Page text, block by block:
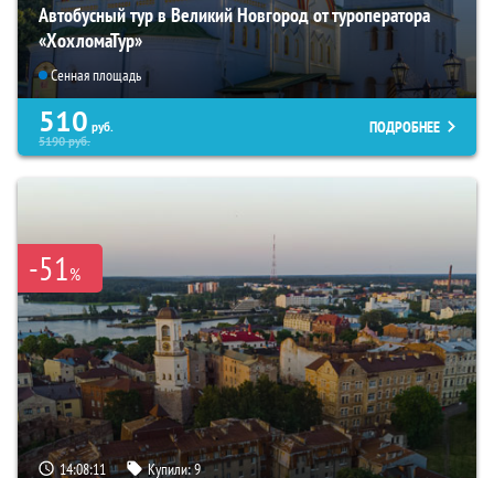
Автобусный тур в Великий Новгород от туроператора
«ХохломаТур»
Сенная площадь
510 руб.
5190руб.
ПОДРОБНЕЕ
-51%
14:08:10 Купили:9